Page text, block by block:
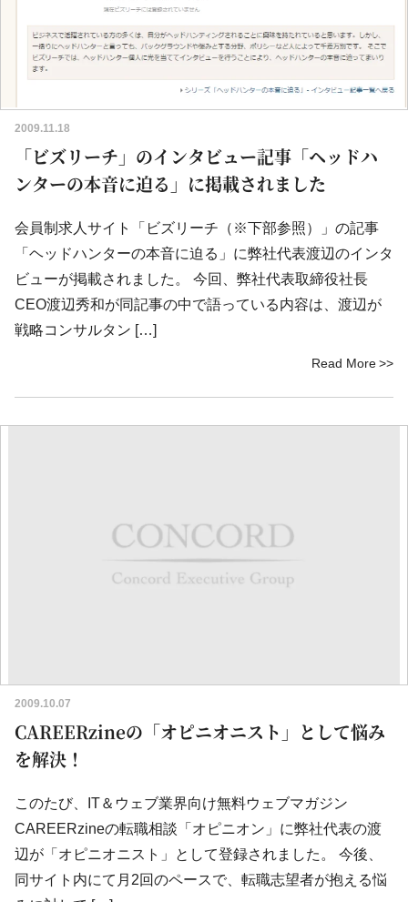
2009.11.18
「ビズリーチ」のインタビュー記事「ヘッドハ
ンターの本音に迫る」に掲載されました
会員制求人サイト「ビズリーチ（※下部参照）」の記事
「ヘッドハンターの本音に迫る」に弊社代表渡辺のインタ
ビューが掲載されました。 今回、弊社代表取締役社長
CEO渡辺秀和が同記事の中で語っている内容は、渡辺が
戦略コンサルタン […]
Read More
2009.10.07
CAREERzineの「オピニオニスト」として悩み
を解決！
このたび、IT＆ウェブ業界向け無料ウェブマガジン
CAREERzineの転職相談「オピニオン」に弊社代表の渡
辺が「オピニオニスト」として登録されました。 今後、
同サイト内にて月2回のペースで、転職志望者が抱える悩